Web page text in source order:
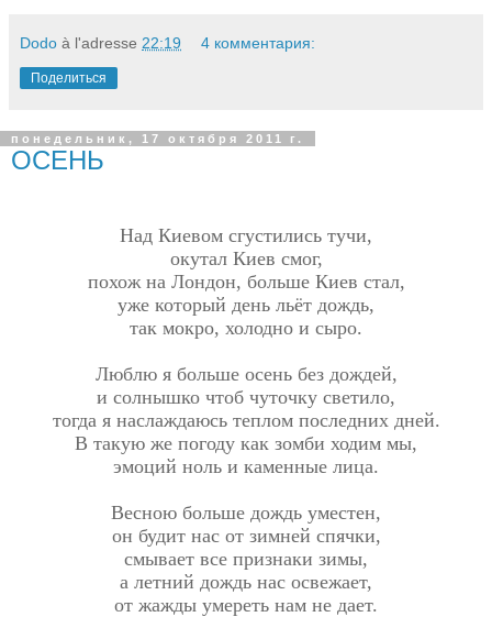
Dodo à l'adresse 22:19 4 комментария:
Поделиться
понедельник, 17 октября 2011 г.
ОСЕНЬ
Над Киевом сгустились тучи,
окутал Киев смог,
похож на Лондон, больше Киев стал,
уже который день льёт дождь,
так мокро, холодно и сыро.
Люблю я больше осень без дождей,
и солнышко чтоб чуточку светило,
тогда я наслаждаюсь теплом последних дней.
В такую же погоду как зомби ходим мы,
эмоций ноль и каменные лица.
Весною больше дождь уместен,
он будит нас от зимней спячки,
смывает все признаки зимы,
а летний дождь нас освежает,
от жажды умереть нам не дает.